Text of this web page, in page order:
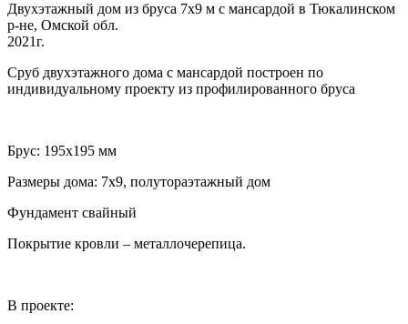
Двухэтажный дом из бруса 7х9 м с мансардой в Тюкалинском
р-не, Омской обл.
2021г.
Сруб двухэтажного дома с мансардой построен по
индивидуальному проекту из профилированного бруса
Брус: 195х195 мм
Размеры дома: 7х9, полутораэтажный дом
Фундамент свайный
Покрытие кровли – металлочерепица.
В проекте: